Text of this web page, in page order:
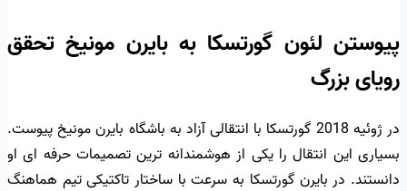
پیوستن لئون گورتسکا به بایرن مونیخ تحقق
رویای بزرگ
در ژوئیه 2018 گورتسکا با انتقالی آزاد به باشگاه بایرن مونیخ پیوست.
بسیاری این انتقال را یکی از هوشمندانه ترین تصمیمات حرفه ای او
دانستند. در بایرن گورتسکا به سرعت با ساختار تاکتیکی تیم هماهنگ